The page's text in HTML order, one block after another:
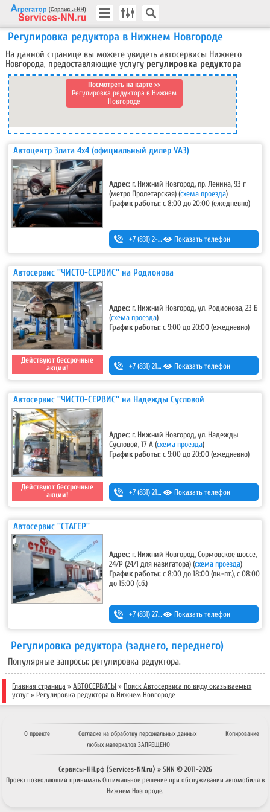
Регулировка редуктора в Нижнем Новгороде
На данной странице вы можете увидеть автосервисы Нижнего
Новгорода, предоставляющие услугу регулировка редуктора
Посмотреть на карте >>
Регулировка редуктора в Нижнем
Новгороде
Автоцентр Злата 4х4 (официальный дилер УАЗ)
Адрес: г. Нижний Новгород, пр. Ленина, 93 г
(метро Пролетарская)(схема проезда)
График работы:с 8:00 до 20:00 (ежедневно)
+7 (831) 2-330-111 Показать телефон
Автосервис ''ЧИСТО-СЕРВИС'' на Родионова
Действуют бессрочные
акции!
Адрес: г. Нижний Новгород, ул. Родионова, 23 Б
(схема проезда)
График работы:с 9:00 до 20:00 (ежедневно)
+7 (831) 213-75-75 (доб. 1) Показать телефон
Автосервис ''ЧИСТО-СЕРВИС'' на Надежды Сусловой
Действуют бессрочные
акции!
Адрес: г. Нижний Новгород, ул. Надежды
Сусловой, 17 А(схема проезда)
График работы:с 9:00 до 20:00 (ежедневно)
+7 (831) 213-75-75 (доб. 2) Показать телефон
Автосервис ''СТАГЕР''
Адрес: г. Нижний Новгород, Сормовское шоссе,
24/Р (24/1 для навигатора)(схема проезда)
График работы:с 8:00 до 18:00 (пн.-пт.), с 08:00
до 15:00 (сб.)
+7 (831) 275-92-22 ,+7 (831) 228-01-08
8-910-396-18-16 (ремонт-изготовление радиаторов и баков)
Показать телефон
Регулировка редуктора (заднего, переднего)
Популярные запросы: регулировка редуктора.
Главная страница »АВТОСЕРВИСЫ » Поиск Автосервиса по виду оказываемых
услуг » Регулировка редуктора в Нижнем Новгороде
О проекте Согласие на обработку персональных данных
Копирование
любых материалов ЗАПРЕЩЕНО
Сервисы-НН.рф ⟨Services-NN.ru⟩ » SNN © 2011-2026
Проект позволяющий принимать Оптимальное решениепри обслуживании автомобиля в
Нижнем Новгороде.